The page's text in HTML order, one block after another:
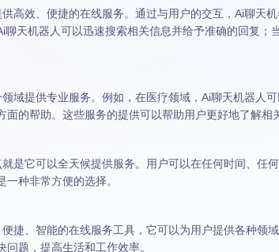
高效、便捷的在线服务。通过与用户的交互，Ai聊天
聊天机器人可以迅速搜索相关信息并给予准确的回复
领域提供专业服务。例如，在医疗领域，Ai聊天机器
面的帮助。这些服务的提供可以帮助用户更好地了解相
是它可以全天候提供服务。用户可以在任何时间、
种非常方便的选择。
捷、智能的在线服务工具，它可以为用户提供各种领
题，提高生活和工作效率。